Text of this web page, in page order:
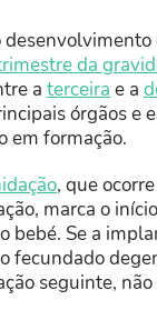
da
a terceira e a
órgãos e
em formação.
, que
marca o
bebé. Se a
fecundado
seguinte,